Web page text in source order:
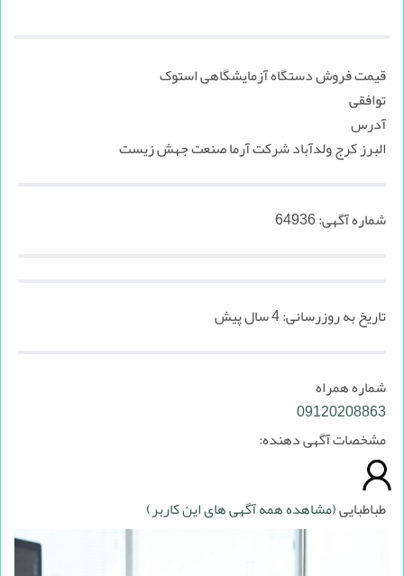
قیمت فروش دستگاه آزمایشگاهی استوک
توافقی
آدرس
البرز کرج ولدآباد شرکت آرما صنعت جهش زیست
شماره آگهی:64936
تاریخ به روزرسانی:4 سال پیش
شماره همراه
09120208863
مشخصات آگهی دهنده:
طباطبایی(مشاهده همه آگهی های این کاربر)